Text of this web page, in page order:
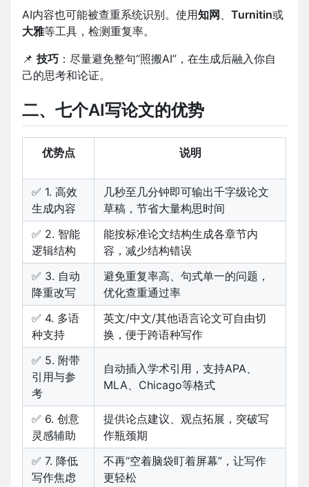
AI内容也可能被查重系统识别。使用知网 、 Turnitin或
大雅等工具，检测重复率。
📌 技巧 ：尽量避免整句“照搬AI”，在生成后融入你自
己的思考和论证。
二、七个AI写论文的优势
优势点 说明
✅ 1. 高效
生成内容
几秒至几分钟即可输出千字级论文
草稿，节省大量构思时间
✅ 2. 智能
逻辑结构
能按标准论文结构生成各章节内
容，减少结构错误
✅ 3. 自动
降重改写
避免重复率高、句式单一的问题，
优化查重通过率
✅ 4. 多语
种支持
英文/中文/其他语言论文可自由切
换，便于跨语种写作
✅ 5. 附带
引用与参
考
自动插入学术引用，支持APA、
MLA、Chicago等格式
✅ 6. 创意
灵感辅助
提供论点建议、观点拓展，突破写
作瓶颈期
✅ 7. 降低
写作焦虑
不再“空着脑袋盯着屏幕”，让写作
更轻松